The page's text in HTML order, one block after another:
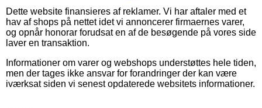
Dette website finansieres af reklamer. Vi har aftaler med et
hav af shops på nettet idet vi annoncerer firmaernes varer,
og opnår honorar forudsat en af de besøgende på vores side
laver en transaktion.
Informationer om varer og webshops understøttes hele tiden,
men der tages ikke ansvar for forandringer der kan være
iværksat siden vi senest opdaterede websitets informationer.